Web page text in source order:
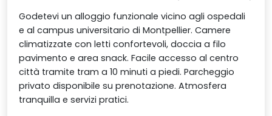
Godetevi un alloggio funzionale vicino agli ospedali
e al campus universitario di Montpellier. Camere
climatizzate con letti confortevoli, doccia a filo
pavimento e area snack. Facile accesso al centro
città tramite tram a 10 minuti a piedi. Parcheggio
privato disponibile su prenotazione. Atmosfera
tranquilla e servizi pratici.